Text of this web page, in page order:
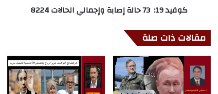
كوفيد 19: 73 حالة إصابة وإجمالي الحالات 8224
مقالات ذات صلة